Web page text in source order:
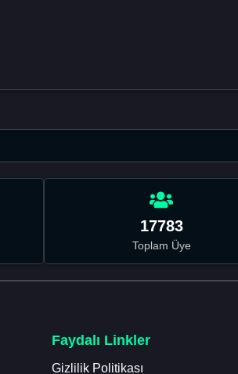
17783
Toplam Üye
Faydalı Linkler
Gizlilik Politikası